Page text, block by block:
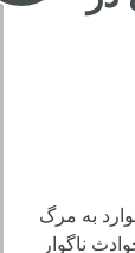
به مرگ
ناگوار